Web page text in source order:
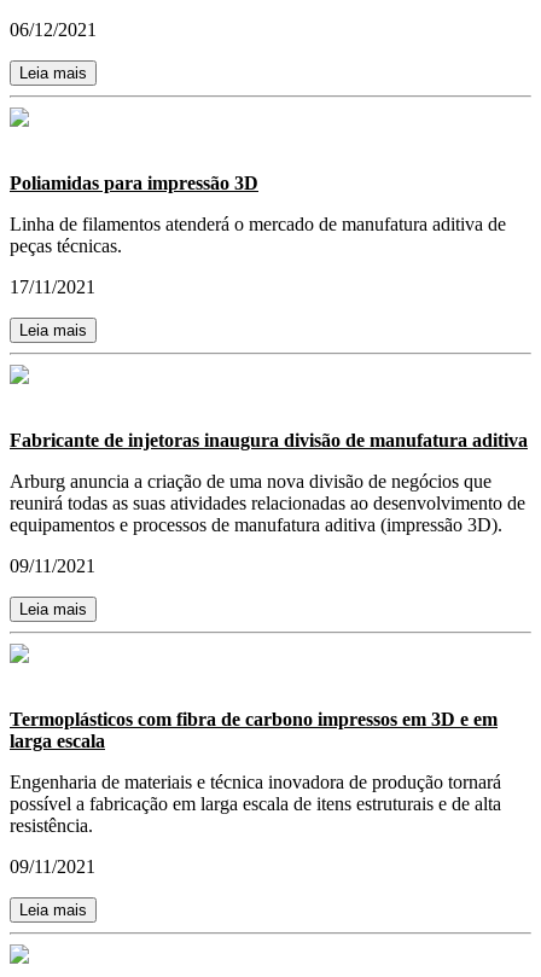
06/12/2021
Leia mais
Poliamidas para impressão 3D
Linha de filamentos atenderá o mercado de manufatura aditiva de
peças técnicas.
17/11/2021
Leia mais
Fabricante de injetoras inaugura divisão de manufatura aditiva
Arburg anuncia a criação de uma nova divisão de negócios que
reunirá todas as suas atividades relacionadas ao desenvolvimento de
equipamentos e processos de manufatura aditiva (impressão 3D).
09/11/2021
Leia mais
Termoplásticos com fibra de carbono impressos em 3D e em
larga escala
Engenharia de materiais e técnica inovadora de produção tornará
possível a fabricação em larga escala de itens estruturais e de alta
resistência.
09/11/2021
Leia mais